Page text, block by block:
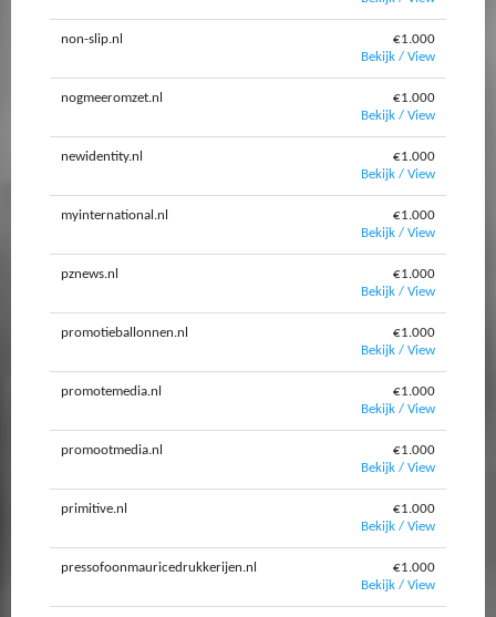
non-slip.nl
€1.000
Bekijk / View
nogmeeromzet.nl
€1.000
Bekijk / View
newidentity.nl
€1.000
Bekijk / View
myinternational.nl
€1.000
Bekijk / View
pznews.nl
€1.000
Bekijk / View
promotieballonnen.nl
€1.000
Bekijk / View
promotemedia.nl
€1.000
Bekijk / View
promootmedia.nl
€1.000
Bekijk / View
primitive.nl
€1.000
Bekijk / View
pressofoonmauricedrukkerijen.nl
€1.000
Bekijk / View